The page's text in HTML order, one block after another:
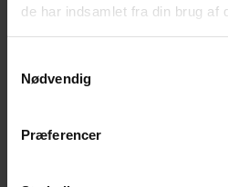
de har indsamlet fra din brug af
Nødvendig
Præferencer
v/ 39 stk. DKK 159,00
foderplan
nyde fordelene ved havrefodring,
komplet og balanceret ernæring.
behov. Kombi Pellets kan også gives